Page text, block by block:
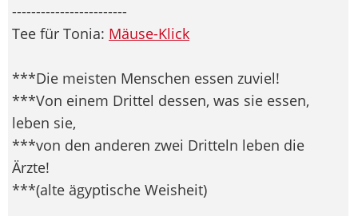
------------------------
Tee für Tonia: Mäuse-Klick
***Die meisten Menschen essen zuviel!
***Von einem Drittel dessen, was sie essen,
leben sie,
***von den anderen zwei Dritteln leben die
Ärzte!
***(alte ägyptische Weisheit)